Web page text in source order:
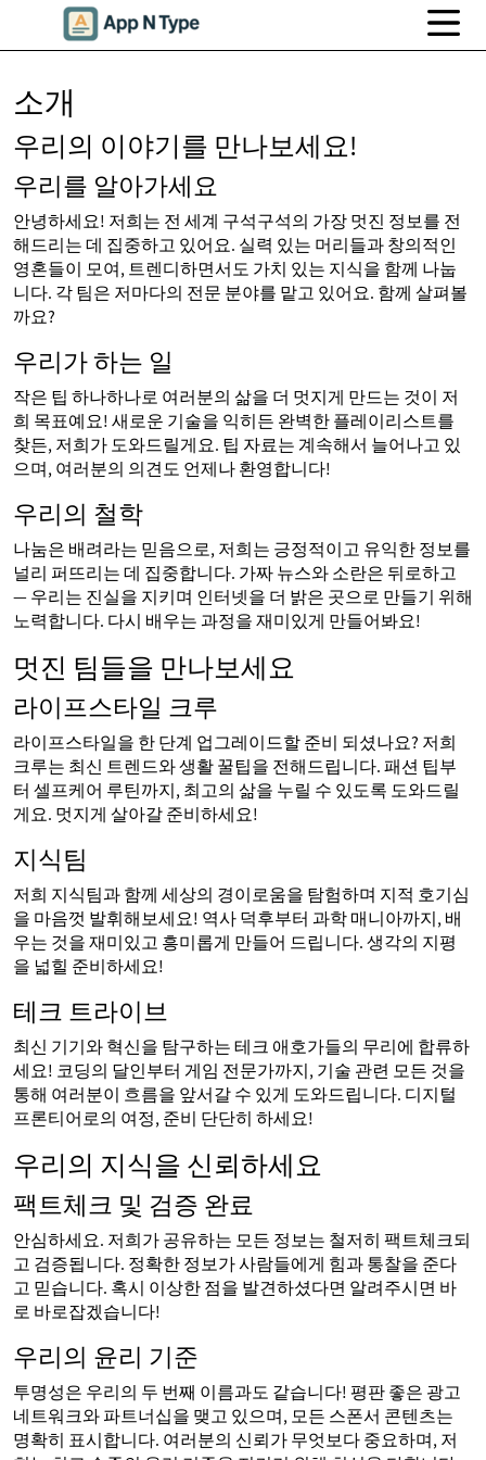
소개
우리의 이야기를 만나보세요!
우리를 알아가세요
안녕하세요! 저희는 전 세계 구석구석의 가장 멋진 정보를 전
해드리는 데 집중하고 있어요. 실력 있는 머리들과 창의적인
영혼들이 모여, 트렌디하면서도 가치 있는 지식을 함께 나눕
니다. 각 팀은 저마다의 전문 분야를 맡고 있어요. 함께 살펴볼
까요?
우리가 하는 일
작은 팁 하나하나로 여러분의 삶을 더 멋지게 만드는 것이 저
희 목표예요! 새로운 기술을 익히든 완벽한 플레이리스트를
찾든, 저희가 도와드릴게요. 팁 자료는 계속해서 늘어나고 있
으며, 여러분의 의견도 언제나 환영합니다!
우리의 철학
나눔은 배려라는 믿음으로, 저희는 긍정적이고 유익한 정보를
널리 퍼뜨리는 데 집중합니다. 가짜 뉴스와 소란은 뒤로하고
— 우리는 진실을 지키며 인터넷을 더 밝은 곳으로 만들기 위해
노력합니다. 다시 배우는 과정을 재미있게 만들어봐요!
멋진 팀들을 만나보세요
라이프스타일 크루
라이프스타일을 한 단계 업그레이드할 준비 되셨나요? 저희
크루는 최신 트렌드와 생활 꿀팁을 전해드립니다. 패션 팁부
터 셀프케어 루틴까지, 최고의 삶을 누릴 수 있도록 도와드릴
게요. 멋지게 살아갈 준비하세요!
지식팀
저희 지식팀과 함께 세상의 경이로움을 탐험하며 지적 호기심
을 마음껏 발휘해보세요! 역사 덕후부터 과학 매니아까지, 배
우는 것을 재미있고 흥미롭게 만들어 드립니다. 생각의 지평
을 넓힐 준비하세요!
테크 트라이브
최신 기기와 혁신을 탐구하는 테크 애호가들의 무리에 합류하
세요! 코딩의 달인부터 게임 전문가까지, 기술 관련 모든 것을
통해 여러분이 흐름을 앞서갈 수 있게 도와드립니다. 디지털
프론티어로의 여정, 준비 단단히 하세요!
우리의 지식을 신뢰하세요
팩트체크 및 검증 완료
안심하세요. 저희가 공유하는 모든 정보는 철저히 팩트체크되
고 검증됩니다. 정확한 정보가 사람들에게 힘과 통찰을 준다
고 믿습니다. 혹시 이상한 점을 발견하셨다면 알려주시면 바
로 바로잡겠습니다!
우리의 윤리 기준
투명성은 우리의 두 번째 이름과도 같습니다! 평판 좋은 광고
네트워크와 파트너십을 맺고 있으며, 모든 스폰서 콘텐츠는
명확히 표시합니다. 여러분의 신뢰가 무엇보다 중요하며, 저